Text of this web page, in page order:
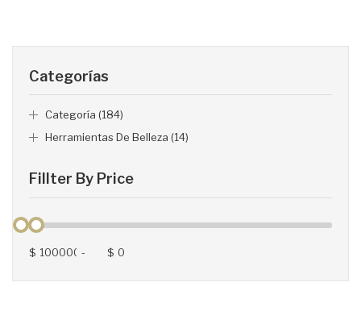
Fillter By Price
$ - $
Categorías
Categoría (184)
Herramientas De Belleza (14)